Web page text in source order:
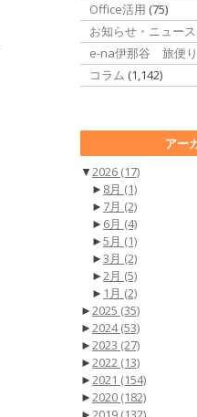
Office活用 (75)
お知らせ・ニュース
e-na伊那谷 旅便り
コラム (1,142)
アー
▼2026 (17)
► 8月 (1)
► 7月 (2)
► 6月 (4)
►5月 (1)
►3月 (2)
►2月 (5)
► 1月 (2)
►2025 (35)
►2024(53)
►2023 (27)
►2022 (13)
►2021 (154)
►2020 (182)